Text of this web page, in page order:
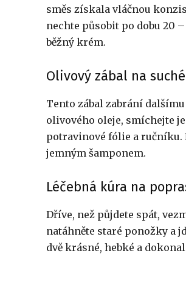
směs získala vláčnou
nechte působit po dobu 20
běžný krém.
Olivový zábal na
Tento zábal zabrání
olivového oleje, smíchejte
potravinové fólie a ručníku.
jemným šamponem.
Léčebná kúra na
Dříve, než půjdete spát,
natáhněte staré ponožky a
dvě krásné, hebké a